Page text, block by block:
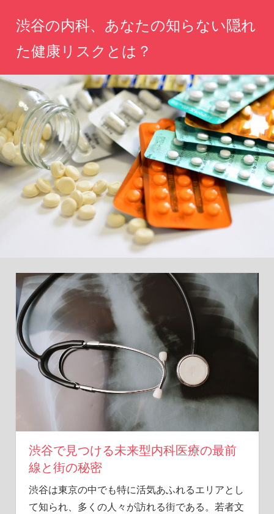
ツ
ス
キ
ッ
プ
渋谷の内科、あなたの知らない隠れ
た健康リスクとは？
な
た
の
健
康
を
守
る
た
め
こ
こ
に。
渋
谷
で
見
た
渋谷で見つける未来型内科医療の最前
線と街の秘密
渋谷は東京の中でも特に活気あふれるエリアとし
て知られ、多くの人々が訪れる街である。 若者文